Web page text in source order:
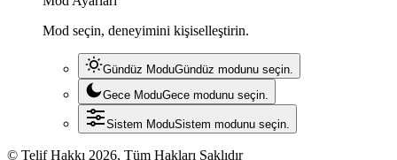
Mod seçin, deneyimini kişiselleştirin.
Gündüz ModuGündüz modunu seçin.
Gece ModuGece modunu seçin.
Sistem ModuSistem modunu seçin.
© Telif Hakkı 2026, Tüm Hakları Saklıdır